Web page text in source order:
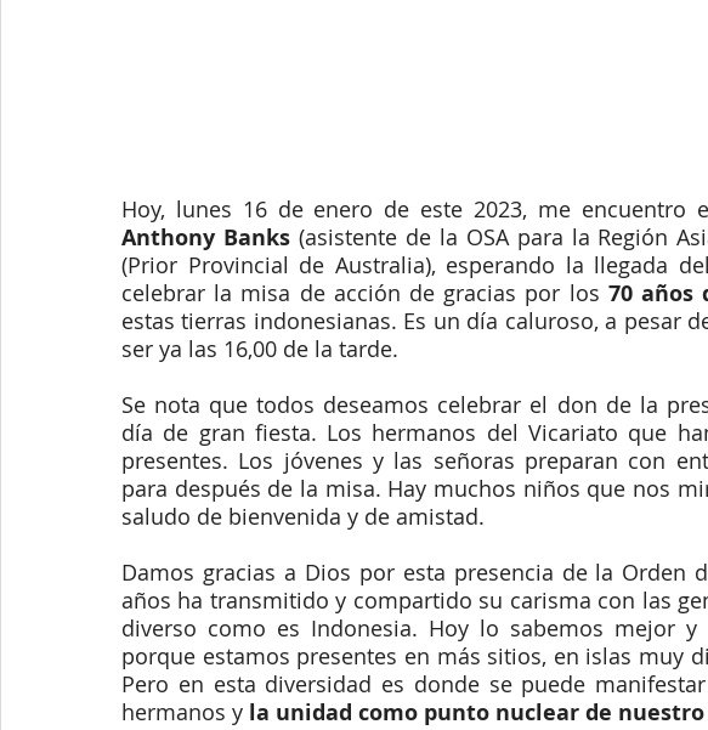
Hoy, lunes 16 de enero de este 2023, me encuentro
Anthony Banks (asistente de la OSA para la Región
(Prior Provincial de Australia), esperando la llegada
celebrar la misa de acción de gracias por los 70 años
estas tierras indonesianas. Es un día caluroso, a pesar
ser ya las 16,00 de la tarde.
Se nota que todos deseamos celebrar el don de la
día de gran fiesta. Los hermanos del Vicariato que
presentes. Los jóvenes y las señoras preparan con
para después de la misa. Hay muchos niños que nos
saludo de bienvenida y de amistad.
Damos gracias a Dios por esta presencia de la Orden
años ha transmitido y compartido su carisma con las
diverso como es Indonesia. Hoy lo sabemos mejor
porque estamos presentes en más sitios, en islas muy
Pero en esta diversidad es donde se puede
hermanos y la unidad como punto nuclear de